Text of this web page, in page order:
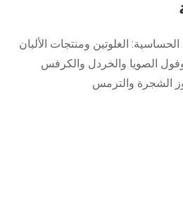
الغلوتين ومنتجات الألبان
الصويا والخردل والكرفس
الشجرة والترمس